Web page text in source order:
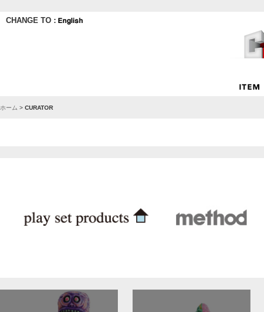
CHANGE TO :
ホーム > CURATOR